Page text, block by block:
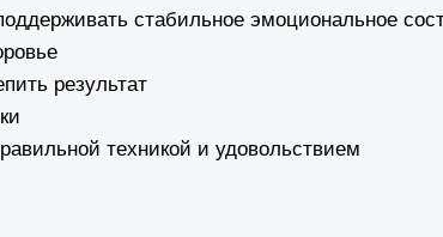
стабильное эмоциональное
результат
техникой и удовольствием